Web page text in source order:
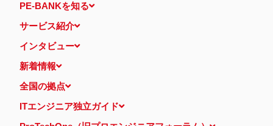
認定個人情報保護団体の名称および、苦情の解決の申出先
一般社団法人日本個人情報管理協会（JAPiCO）
相談・苦情受付窓口
ル泉岳寺前
本人が容易に認識できない方法による個人情報の取得
当ウェブサイトでは、広告配信事業者が提供するプログラムを利用
し、特定のサイトにおいて行動ターゲティング広告（サイト閲覧情
報などをもとにユーザーの興味・関心にあわせて広告を配信する広
PE-BANKを知る
サービス紹介
インタビュー
新着情報
全国の拠点
ITエンジニア独立ガイド